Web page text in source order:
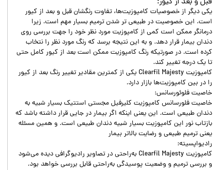
یکی دیگر از خصوصیات کامپوزیت‌ها، تفاوت رنگشان قبل و بعد از کیور
است. این خصوصیت در طبیعی تر شدن ترمیم بسیار مهم است. زیرا
درمانگر ممکن است کمی از کامپوزیت مورد نظر خود را جهت بررسی روی
دندان بیمار قرار دهد. و به این نتیجه برسد که رنگ مورد نظر را نتخاب
کرده است. در صورتیکه رنگ کامپوزیت ممکن است بعد از کیور کامل حتی
تا یک درجه تغییر کند.
کامپوزیت Clearfil Majesty یکی از کمترین مقادیر تغییر رنگ بعد از کیور
را در بین کامپوزیت‌ها بازار دارد.
خاصیت فلوئورسانس:
خاصیت فلورسانس کامپوزیت کلیرفیل مجستی استتیک بسیار شبیه به
دندان طبیعی است. این یعنی اینکه اگر بیمار در جایی قرار داشته باشد که
بازتاب نور این کامپوزیت بسیار شبیه دندان طبیعی است. و همین مسئله
یعنی ترمیم طبیعی و رضایت بالاتر بیمار
رادیواپسیته:
کامپوزیت Clearfil Majesty به‌راحتی در تصاویر رادیوگرافی دیده می‌شود
و بررسی ترمیم و وضعیت پوسیدگی به‌راحتی قابل بررسی خواهد بود.